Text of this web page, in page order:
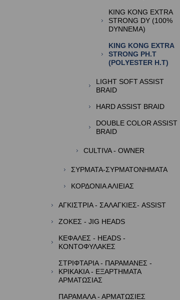
KING KONG EXTRA
STRONG DY (100%
DYNNEMA)
KING KONG EXTRA
STRONG PH.T
(POLYESTER H.T)
LIGHT SOFT ASSIST
BRAID
HARD ASSIST BRAID
DOUBLE COLOR ASSIST
BRAID
CULTIVA - OWNER
ΣΥΡΜΑΤΑ-ΣΥΡΜΑΤΟΝΗΜΑΤΑ
ΚΟΡΔΟΝΙΑ ΑΛΙΕΙΑΣ
ΑΓΚΙΣΤΡΙΑ - ΣΑΛΑΓΚΙΕΣ- ASSIST
ΖΟΚΕΣ - JIG HEADS
ΚΕΦΑΛΕΣ - HEADS -
ΚΟΝΤΟΦΥΛΑΚΕΣ
ΣΤΡΙΦΤΑΡΙΑ - ΠΑΡΑΜΑΝΕΣ -
ΚΡΙΚΑΚΙΑ - ΕΞΑΡΤΗΜΑΤΑ
ΑΡΜΑΤΩΣΙΑΣ
ΠΑΡΑΜΑΛΑ - ΑΡΜΑΤΩΣΙΕΣ